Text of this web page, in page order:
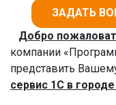
ЗАДАТЬ
Добро
компании
представить
сервис 1С в